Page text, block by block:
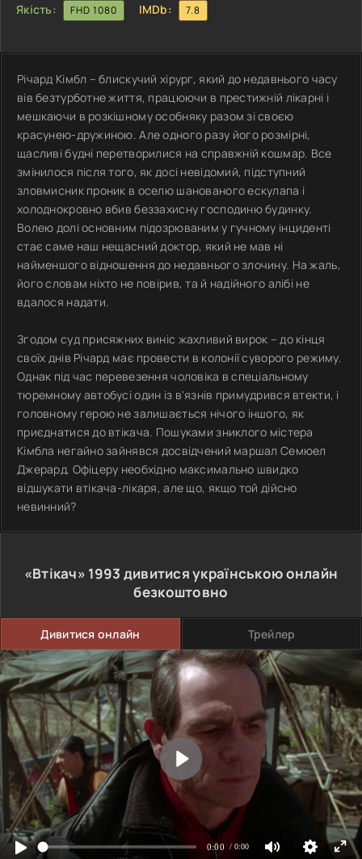
Якість:
FHD 1080 IMDb: 7.8
Річард Кімбл – блискучий хірург, який до недавнього часу
вів безтурботне життя, працюючи в престижній лікарні і
мешкаючи в розкішному особняку разом зі своєю
красунею-дружиною. Але одного разу його розмірні,
щасливі будні перетворилися на справжній кошмар. Все
змінилося після того, як досі невідомий, підступний
зловмисник проник в оселю шанованого ескулапа і
холоднокровно вбив беззахисну господиню будинку.
Волею долі основним підозрюваним у гучному інциденті
стає саме наш нещасний доктор, який не мав ні
найменшого відношення до недавнього злочину. На жаль,
його словам ніхто не повірив, та й надійного алібі не
вдалося надати.
Згодом суд присяжних виніс жахливий вирок – до кінця
своїх днів Річард має провести в колонії суворого режиму.
Однак під час перевезення чоловіка в спеціальному
тюремному автобусі один із в'язнів примудрився втекти, і
головному герою не залишається нічого іншого, як
приєднатися до втікача. Пошуками зниклого містера
Кімбла негайно зайнявся досвідчений маршал Семюел
Джерард. Офіцеру необхідно максимально швидко
відшукати втікача-лікаря, але що, якщо той дійсно
невинний?
«Втікач» 1993 дивитися українською онлайн
безкоштовно
Дивитися онлайн Трейлер